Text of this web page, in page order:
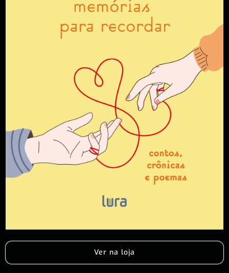
Ver na loja